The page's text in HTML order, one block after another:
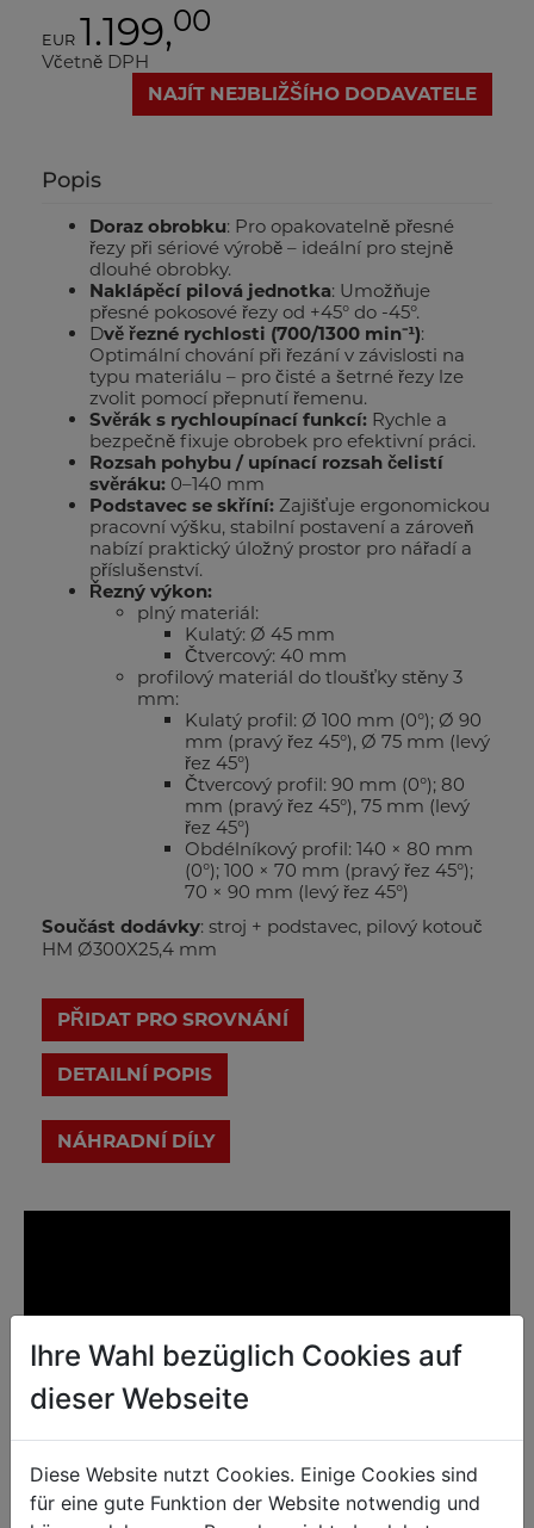
EUR 1.199,00
Včetně DPH
NAJÍT NEJBLIŽŠÍHO DODAVATELE
Popis
Doraz obrobku: Pro opakovatelně přesné
řezy při sériové výrobě – ideální pro stejně
dlouhé obrobky.
Naklápěcí pilová jednotka: Umožňuje
přesné pokosové řezy od +45° do -45°.
Dvě řezné rychlosti (700/1300 min⁻¹):
Optimální chování při řezání v závislosti na
typu materiálu – pro čisté a šetrné řezy lze
zvolit pomocí přepnutí řemenu.
Svěrák s rychloupínací funkcí: Rychle a
bezpečně fixuje obrobek pro efektivní práci.
Rozsah pohybu / upínací rozsah čelistí
svěráku: 0–140 mm
Podstavec se skříní: Zajišťuje ergonomickou
pracovní výšku, stabilní postavení a zároveň
nabízí praktický úložný prostor pro nářadí a
příslušenství.
Řezný výkon:
plný materiál:
Kulatý: Ø 45 mm
Čtvercový: 40 mm
profilový materiál do tloušťky stěny 3
mm:
Kulatý profil: Ø 100 mm (0°); Ø 90
mm (pravý řez 45°), Ø 75 mm (levý
řez 45°)
Čtvercový profil: 90 mm (0°); 80
mm (pravý řez 45°), 75 mm (levý
řez 45°)
Obdélníkový profil: 140 × 80 mm
(0°); 100 × 70 mm (pravý řez 45°);
70 × 90 mm (levý řez 45°)
Součást dodávky: stroj + podstavec, pilový kotouč
HM Ø300X25,4 mm
PŘIDAT PRO SROVNÁNÍ
DETAILNÍ POPIS
Ihre Wahl bezüglich Cookies auf
dieser Webseite
Diese Website nutzt Cookies. Einige Cookies sind
für eine gute Funktion der Website notwendig und